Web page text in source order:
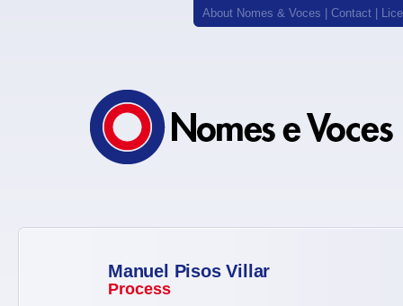
About Nomes & Voces Contact
Manuel Pisos Villar
Process